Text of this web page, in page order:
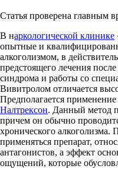
Статья проверена главным
В наркологической клинике
опытные и
алкоголизмом, в
предстоящего лечения
синдрома и работы со
Вивитролом отличается
Предполагается
Налтрексон. Данный метод
причем он обычно
хронического алкоголизма.
применяться препарат,
антагонистов, а эффект
ощущений, которые